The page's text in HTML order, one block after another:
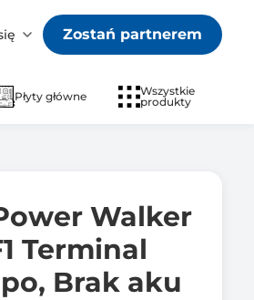
Zostań partnerem
Płyty główne
Wszystkie
produkty
Walker
Terminal
Brak aku